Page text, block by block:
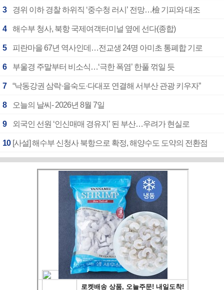
3 경위 이하 경찰 하위직 ‘중수청 러시’ 전망…檢 기피와 대조
4 해수부 청사, 북항 국제여객터미널 옆에 선다(종합)
5 피란마을 67년 역사인데…전교생 24명 아미초 통폐합 기로
6 부울경 주말부터 비소식…‘극한 폭염’ 한풀 꺾일 듯
7 “낙동강권 삼락·을숙도·다대포 연결해 서부산 관광 키우자”
8 오늘의 날씨- 2026년 8월 7일
9 외국인 선원 ‘인신매매 경유지’ 된 부산…우려가 현실로
10 [사설] 해수부 신청사 북항으로 확정, 해양수도 도약의 전환점